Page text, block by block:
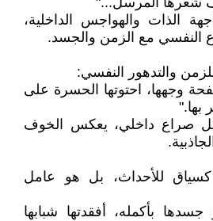
الذات والهواجس الداخلية،
النفسي مع الزمن والجسد.
والتدهور النفسي:
وجهها، احتوتها الحسرة على
بها."
صراع داخلي، يعكس الخوف
للأحداث، بل هو عامل
بأكمله، أفقدتها شبابها